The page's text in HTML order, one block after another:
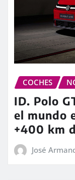
COCHES
ID. Polo
el mundo
+400 km
José